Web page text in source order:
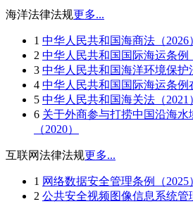
海洋法律法规更多...
1 中华人民共和国海商法（2026
2 中华人民共和国国际海运条例
3 中华人民共和国海洋环境保护
4 中华人民共和国国际海运条例
5 中华人民共和国海关法（2021
6 关于外商参与打捞中国沿海
（2020）
互联网法律法规更多...
1 网络数据安全管理条例（2025
2 公共安全视频图像信息系统管